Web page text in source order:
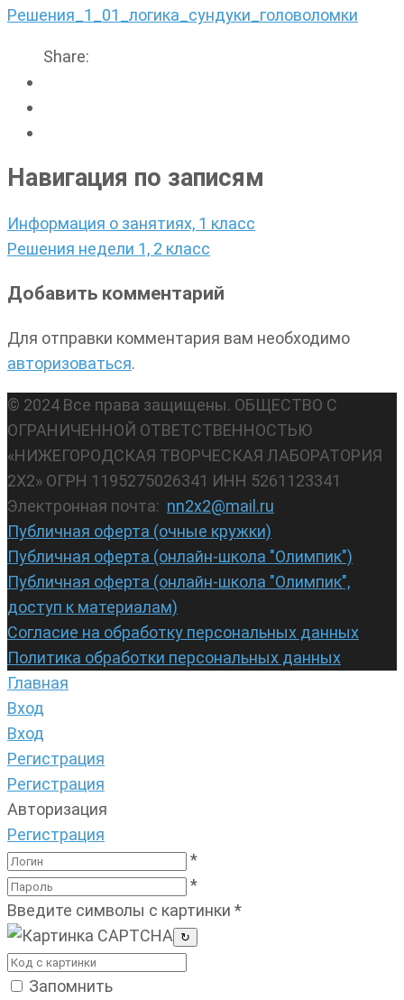
Решения_1_01_логика_сундуки_головоломки
Share:
Навигация по записям
Информация о занятиях, 1 класс
Решения недели 1, 2 класс
Добавить комментарий
Для отправки комментария вам необходимо
авторизоваться.
© 2024 Все права защищены. ОБЩЕСТВО С
ОГРАНИЧЕННОЙ ОТВЕТСТВЕННОСТЬЮ
«НИЖЕГОРОДСКАЯ ТВОРЧЕСКАЯ ЛАБОРАТОРИЯ
2Х2» ОГРН 1195275026341 ИНН 5261123341
Электронная почта: nn2x2@mail.ru
Публичная оферта (очные кружки)
Публичная оферта (онлайн-школа "Олимпик")
Публичная оферта (онлайн-школа "Олимпик",
доступ к материалам)
Согласие на обработку персональных данных
Политика обработки персональных данных
Главная
Вход
Вход
Регистрация
Регистрация
Авторизация
Регистрация
*
*
Введите символы с картинки *
↻
Запомнить